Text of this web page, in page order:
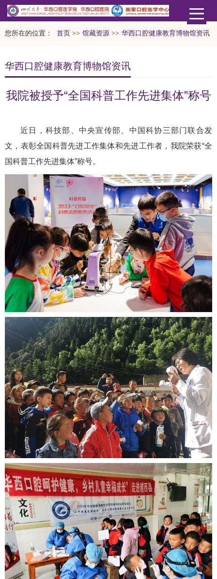
您所在的位置： 首页 >> 馆藏资源 >> 华西口腔健康教育博物馆资讯
华西口腔健康教育博物馆资讯
我院被授予“全国科普工作先进集体”称号
近日，科技部、中央宣传部、中国科协三部门联合发
文，表彰全国科普先进工作集体和先进工作者，我院荣获“全
国科普工作先进集体”称号。